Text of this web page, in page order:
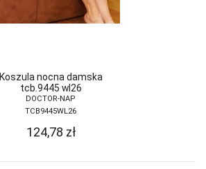
Koszula nocna damska
tcb.9445 wl26
DOCTOR-NAP
TCB9445WL26
124,78 zł